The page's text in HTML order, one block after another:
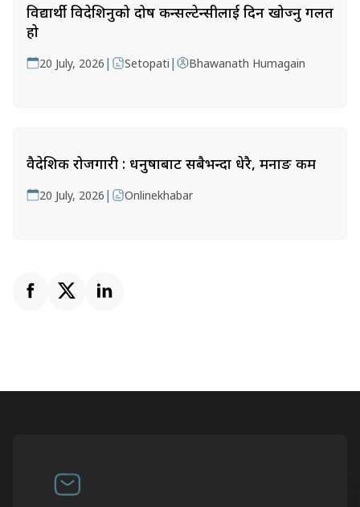
विद्यार्थी विदेशिनुको दोष कन्सल्टेन्सीलाई दिन खोज्नु गलत
हो
20 July, 2026 | Setopati | Bhawanath Humagain
वैदेशिक रोजगारी : धनुषाबाट सबैभन्दा धेरै, मनाङ कम
20 July, 2026 | Onlinekhabar